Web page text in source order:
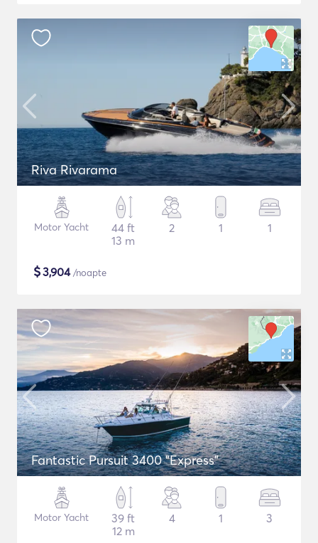
Riva Rivarama
Motor Yacht
44 ft
13 m
2 1 1
$3,904/noapte
Fantastic Pursuit 3400 "Express"
Motor Yacht
39 ft
12 m
4 1 3